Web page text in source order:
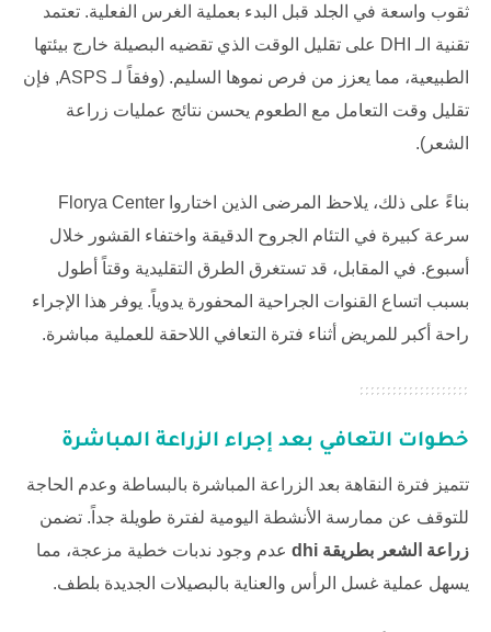
ثقوب واسعة في الجلد قبل البدء بعملية الغرس الفعلية. تعتمد
تقنية الـ DHI على تقليل الوقت الذي تقضيه البصيلة خارج بيئتها
الطبيعية، مما يعزز من فرص نموها السليم. (وفقاً لـ ASPS, فإن
تقليل وقت التعامل مع الطعوم يحسن نتائج عمليات زراعة
الشعر).
بناءً على ذلك، يلاحظ المرضى الذين اختاروا Florya Center
سرعة كبيرة في التئام الجروح الدقيقة واختفاء القشور خلال
أسبوع. في المقابل، قد تستغرق الطرق التقليدية وقتاً أطول
بسبب اتساع القنوات الجراحية المحفورة يدوياً. يوفر هذا الإجراء
راحة أكبر للمريض أثناء فترة التعافي اللاحقة للعملية مباشرة.
خطوات التعافي بعد إجراء الزراعة المباشرة
تتميز فترة النقاهة بعد الزراعة المباشرة بالبساطة وعدم الحاجة
للتوقف عن ممارسة الأنشطة اليومية لفترة طويلة جداً. تضمن
زراعة الشعر بطريقة dhi
عدم وجود ندبات خطية مزعجة، مما
يسهل عملية غسل الرأس والعناية بالبصيلات الجديدة بلطف.